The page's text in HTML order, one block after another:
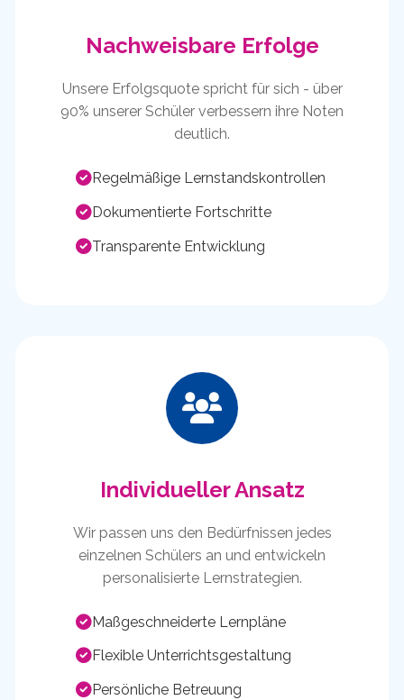
Nachweisbare Erfolge
Unsere Erfolgsquote spricht für sich - über
90% unserer Schüler verbessern ihre Noten
deutlich.
Regelmäßige Lernstandskontrollen
Dokumentierte Fortschritte
Transparente Entwicklung
Individueller Ansatz
Wir passen uns den Bedürfnissen jedes
einzelnen Schülers an und entwickeln
personalisierte Lernstrategien.
Maßgeschneiderte Lernpläne
Flexible Unterrichtsgestaltung
Persönliche Betreuung